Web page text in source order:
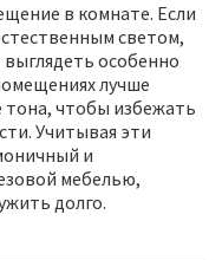
в комнате. Если
светом,
особенно
лучше
тона, чтобы избежать
Учитывая эти
и
мебелью,
долго.